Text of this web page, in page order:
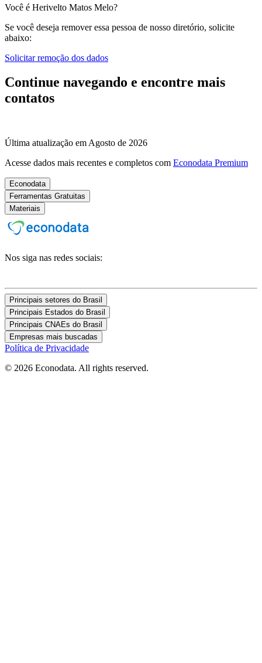
Você é Herivelto Matos Melo?
Se você deseja remover essa pessoa de nosso diretório, solicite
abaixo:
Solicitar remoção dos dados
Continue navegando e encontre mais
contatos
Última atualização em Agosto de 2026
Acesse dados mais recentes e completos com Econodata Premium
Econodata
Ferramentas Gratuitas
Materiais
Nos siga nas redes sociais:
Principais setores do Brasil
Principais Estados do Brasil
Principais CNAEs do Brasil
Empresas mais buscadas
Política de Privacidade
© 2026 Econodata. All rights reserved.